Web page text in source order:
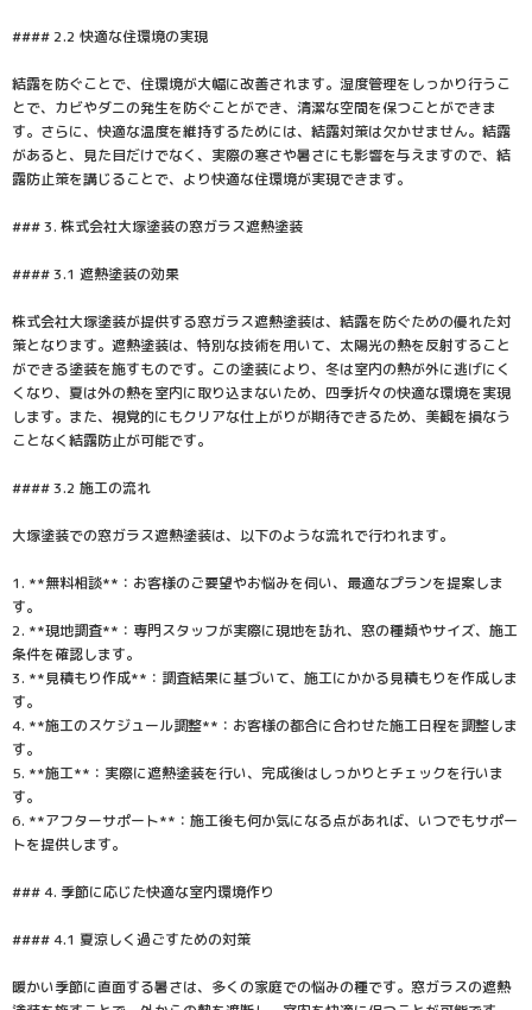
#### 2.2 快適な住環境の実現
結露を防ぐことで、住環境が大幅に改善されます。湿度管理をしっかり行うこ
とで、カビやダニの発生を防ぐことができ、清潔な空間を保つことができま
す。さらに、快適な温度を維持するためには、結露対策は欠かせません。結露
があると、見た目だけでなく、実際の寒さや暑さにも影響を与えますので、結
露防止策を講じることで、より快適な住環境が実現できます。
### 3. 株式会社大塚塗装の窓ガラス遮熱塗装
#### 3.1 遮熱塗装の効果
株式会社大塚塗装が提供する窓ガラス遮熱塗装は、結露を防ぐための優れた対
策となります。遮熱塗装は、特別な技術を用いて、太陽光の熱を反射すること
ができる塗装を施すものです。この塗装により、冬は室内の熱が外に逃げにく
くなり、夏は外の熱を室内に取り込まないため、四季折々の快適な環境を実現
します。また、視覚的にもクリアな仕上がりが期待できるため、美観を損なう
ことなく結露防止が可能です。
#### 3.2 施工の流れ
大塚塗装での窓ガラス遮熱塗装は、以下のような流れで行われます。
1. **無料相談**：お客様のご要望やお悩みを伺い、最適なプランを提案しま
す。
2. **現地調査**：専門スタッフが実際に現地を訪れ、窓の種類やサイズ、施工
条件を確認します。
3. **見積もり作成**：調査結果に基づいて、施工にかかる見積もりを作成しま
す。
4. **施工のスケジュール調整**：お客様の都合に合わせた施工日程を調整しま
す。
5. **施工**：実際に遮熱塗装を行い、完成後はしっかりとチェックを行いま
す。
6. **アフターサポート**：施工後も何か気になる点があれば、いつでもサポー
トを提供します。
### 4. 季節に応じた快適な室内環境作り
#### 4.1 夏涼しく過ごすための対策
暖かい季節に直面する暑さは、多くの家庭での悩みの種です。窓ガラスの遮熱